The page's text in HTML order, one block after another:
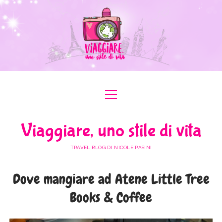
ABOUT ME
MEDIA KIT
menu
BOLOGNA
FORLÌ-CESENA
MODENA
apri
menu
LAZIO
LOMBARDIA
AUSTRIA
BULGARIA
AFRICA apri
EGITTO
ASIA apri
apri
menu
Viaggiare, uno stile di vita
TRAVEL BLOG DI NICOLE PASINI
Dove mangiare ad Atene Little Tree
Books & Coffee